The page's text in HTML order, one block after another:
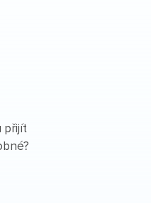
přijít